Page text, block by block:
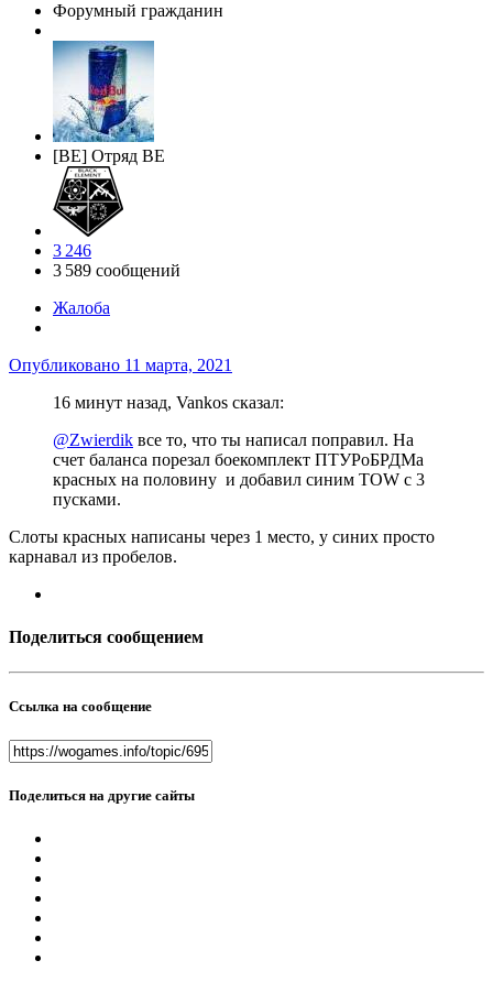
Форумный гражданин
[BE] Отряд BE
3 246
3 589 сообщений
Жалоба
Опубликовано 11 марта, 2021
16 минут назад, Vankos сказал:
@Zwierdik все то, что ты написал поправил. На
счет баланса порезал боекомплект ПТУРоБРДМа
красных на половину и добавил синим TOW с 3
пусками.
Слоты красных написаны через 1 место, у синих просто
карнавал из пробелов.
Поделиться сообщением
Ссылка на сообщение
Поделиться на другие сайты